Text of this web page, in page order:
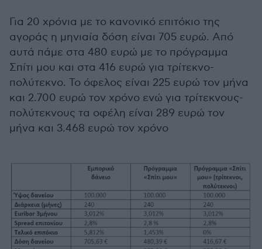
Για 20 χρόνια με το κανονικό επιτόκιο της
αγοράς η μηνιαία δόση είναι 705 ευρώ. Από
αυτά πάμε στα 480 ευρώ με το πρόγραμμα
Σπίτι μου και στα 416 ευρώ για τρίτεκνο-
πολύτεκνο. Το όφελος είναι 225 ευρώ τον μήνα
και 2.700 ευρώ τον χρόνο ενώ για τρίτεκνους-
πολύτεκνους τα οφέλη είναι 289 ευρώ τον
μήνα και 3.468 ευρώ τον χρόνο